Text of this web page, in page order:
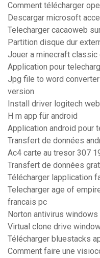
Comment télécharger
Descargar microsoft
Telecharger cacaoweb
Partition disque dur
Jouer a minecraft
Application pour
Jpg file to word
version
Install driver logitech
H m app für android
Application android pour
Transfert de données
Ac4 carte au tresor 307
Transfert de données
Télécharger lapplication
Telecharger age of
francais pc
Norton antivirus
Virtual clone drive
Télécharger bluestacks
Comment faire une